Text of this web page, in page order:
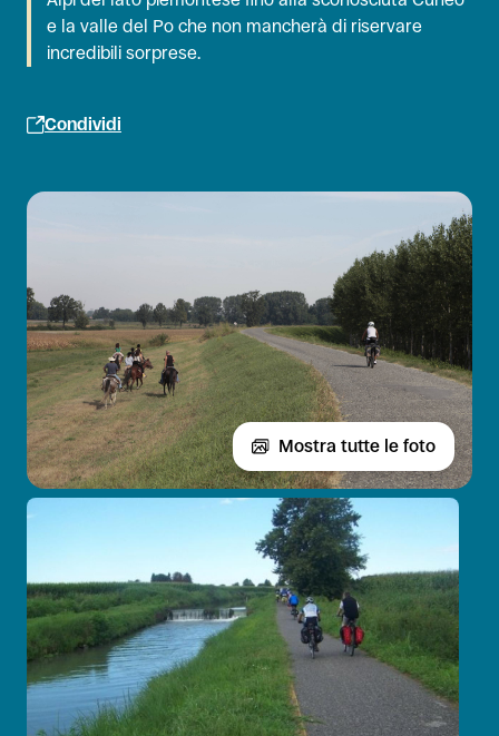
e la valle del Po che non mancherà di riservare
incredibili sorprese.
Condividi
Mostra tutte le foto